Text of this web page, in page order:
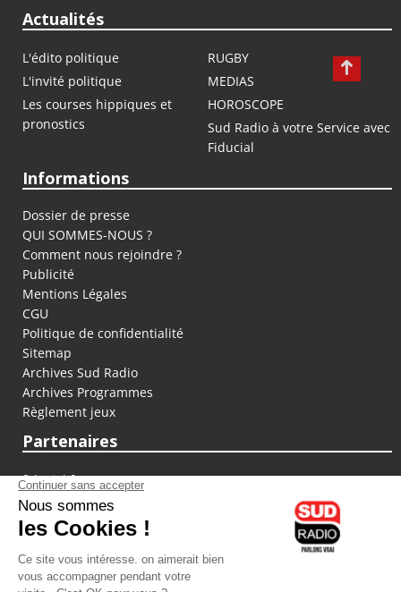
Actualités
L'édito politique
RUGBY
L'invité politique
MEDIAS
Les courses hippiques et
pronostics
HOROSCOPE
Sud Radio à votre Service avec
Fiducial
Informations
Dossier de presse
QUI SOMMES-NOUS ?
Comment nous rejoindre ?
Publicité
Mentions Légales
CGU
Politique de confidentialité
Sitemap
Archives Sud Radio
Archives Programmes
Règlement jeux
Partenaires
fiducial.fr
lyoncapitale.fr
olympique-et-lyonnais.com
L'application Iphone / Android